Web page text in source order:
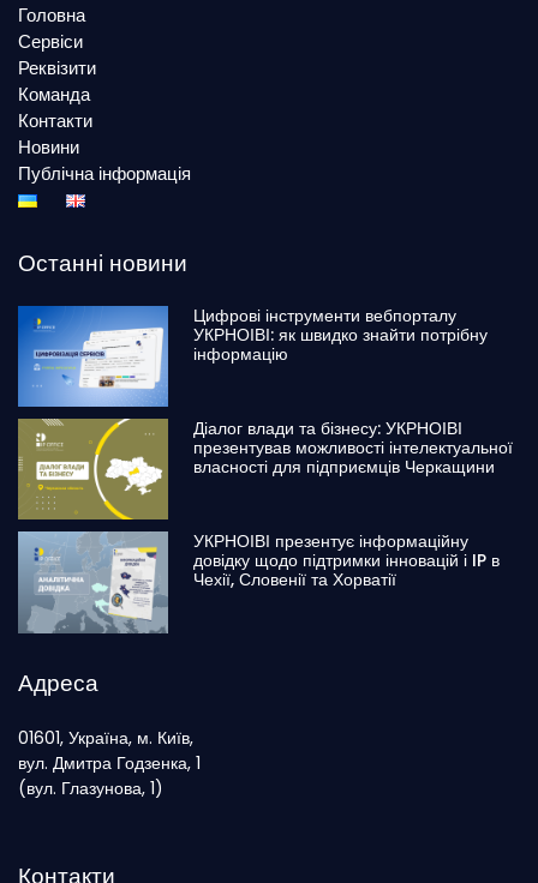
Головна
Сервіси
Реквізити
Команда
Контакти
Новини
Публічна інформація
Останні новини
Цифрові інструменти вебпорталу
УКРНОІВІ: як швидко знайти потрібну
інформацію
Діалог влади та бізнесу: УКРНОІВІ
презентував можливості інтелектуальної
власності для підприємців Черкащини
УКРНОІВІ презентує інформаційну
довідку щодо підтримки інновацій і IP в
Чехії, Словенії та Хорватії
Адреса
01601, Україна, м. Київ,
вул. Дмитра Годзенка, 1
(вул. Глазунова, 1)
Контакти